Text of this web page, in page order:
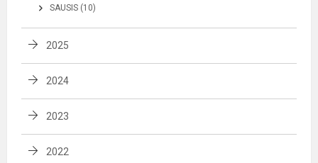
SAUSIS (10)
2025
2024
2023
2022